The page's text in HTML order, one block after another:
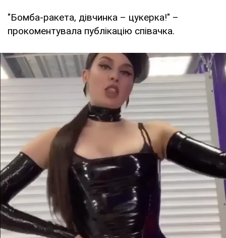
"Бомба-ракета, дівчинка – цукерка!" –
прокоментувала публікацію співачка.